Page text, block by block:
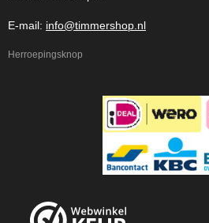
E-mail: info@timmershop.nl
Herroepingsknop